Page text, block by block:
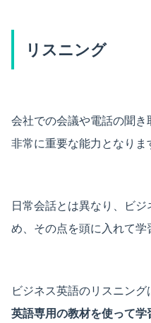
リスニング
会社での会議や電話の聞き
非常に重要な能力となりま
日常会話とは異なり、ビ
め、その点を頭に入れて学
ビジネス英語のリスニング
英語専用の教材を使って学